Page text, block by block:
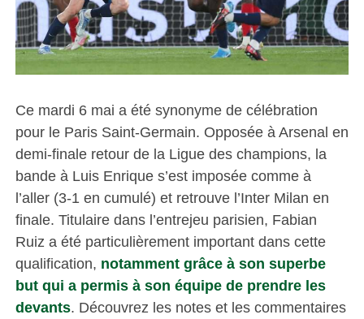
Ce mardi 6 mai a été synonyme de célébration
pour le Paris Saint-Germain. Opposée à Arsenal en
demi-finale retour de la Ligue des champions, la
bande à Luis Enrique s’est imposée comme à
l’aller (3-1 en cumulé) et retrouve l’Inter Milan en
finale. Titulaire dans l’entrejeu parisien, Fabian
Ruiz a été particulièrement important dans cette
qualification, notamment grâce à son superbe
but qui a permis à son équipe de prendre les
devants. Découvrez les notes et les commentaires